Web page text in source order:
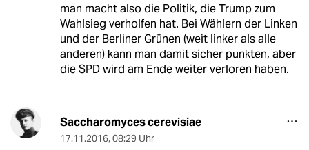
man macht also die Politik, die Trump zum
Wahlsieg verholfen hat. Bei Wählern der Linken
und der Berliner Grünen (weit linker als alle
anderen) kann man damit sicher punkten, aber
die SPD wird am Ende weiter verloren haben.
Saccharomyces cerevisiae
17.11.2016, 08:29 Uhr